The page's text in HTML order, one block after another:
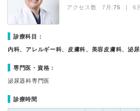
アクセス数 7月:75 | 6
診療科目：
内科、アレルギー科、皮膚科、美容皮膚科、泌
専門医・資格：
泌尿器科専門医
診療時間